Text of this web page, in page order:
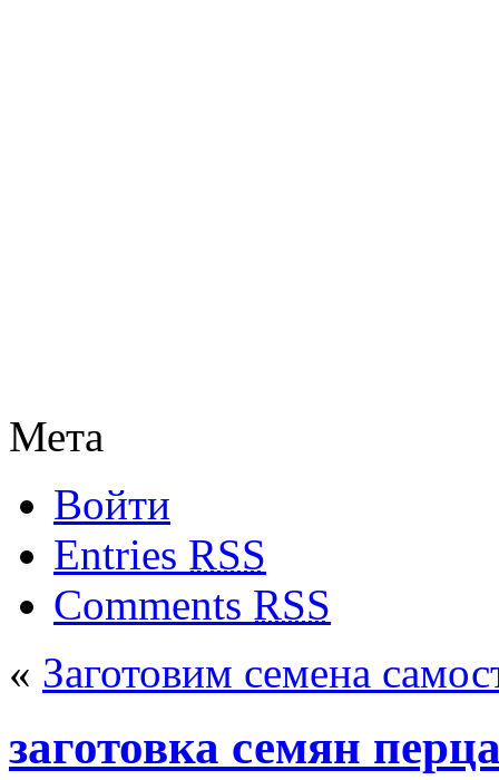
Мета
Войти
Entries RSS
Comments RSS
« Заготовим семена
заготовка семян